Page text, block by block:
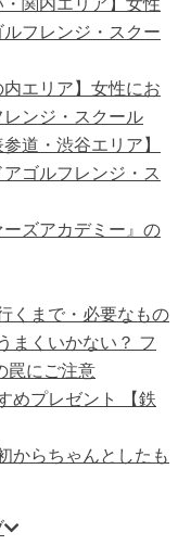
フレンジ・スクー
内エリア】女性にお
ンジ・スクール
道・渋谷エリア】
ゴルフレンジ・ス
ズアカデミー』の
くまで・必要なもの
まくいかない？ フ
罠にご注意
めプレゼント 【鉄
からちゃんとしたも